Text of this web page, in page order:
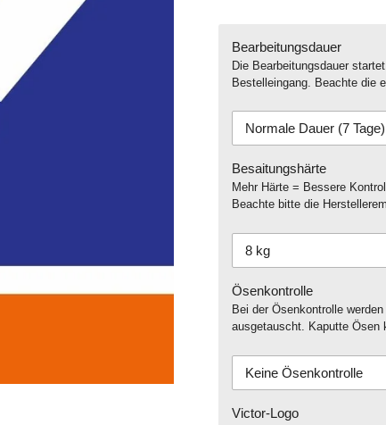
Bearbeitungsdauer
Die Bearbeitungsdauer
Bestelleingang. Beachte die
Besaitungshärte
Mehr Härte = Bessere
Beachte bitte die
Ösenkontrolle
Bei der Ösenkontrolle
ausgetauscht. Kaputte Ösen
Victor-Logo